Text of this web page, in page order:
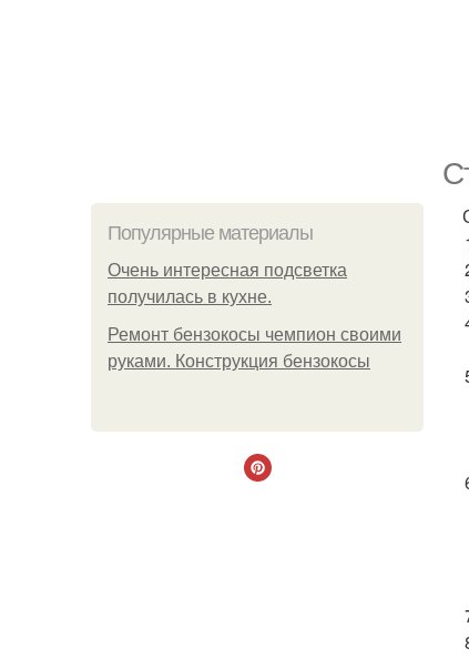
Популярные материалы
Очень интересная подсветка
получилась в кухне.
Ремонт бензокосы чемпион своими
руками. Конструкция бензокосы